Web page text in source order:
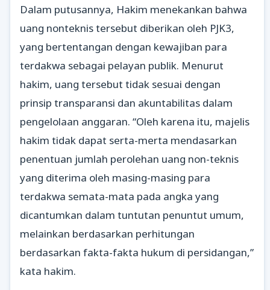
Dalam putusannya, Hakim menekankan bahwa
uang nonteknis tersebut diberikan oleh PJK3,
yang bertentangan dengan kewajiban para
terdakwa sebagai pelayan publik. Menurut
hakim, uang tersebut tidak sesuai dengan
prinsip transparansi dan akuntabilitas dalam
pengelolaan anggaran. “Oleh karena itu, majelis
hakim tidak dapat serta-merta mendasarkan
penentuan jumlah perolehan uang non-teknis
yang diterima oleh masing-masing para
terdakwa semata-mata pada angka yang
dicantumkan dalam tuntutan penuntut umum,
melainkan berdasarkan perhitungan
berdasarkan fakta-fakta hukum di persidangan,”
kata hakim.